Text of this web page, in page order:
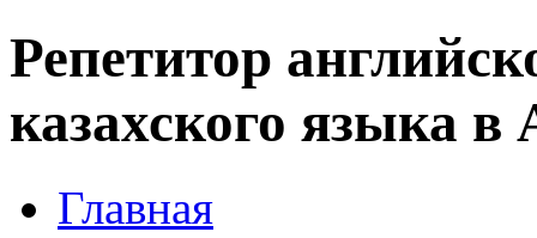
Репетитор
казахского языка в
Главная